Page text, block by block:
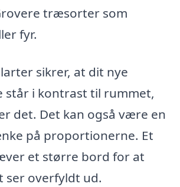
træsorter som
fyr.
sikrer, at dit nye
står i kontrast til rummet,
det. Det kan også være en
på proportionerne. Et
et større bord for at
ser overfyldt ud.